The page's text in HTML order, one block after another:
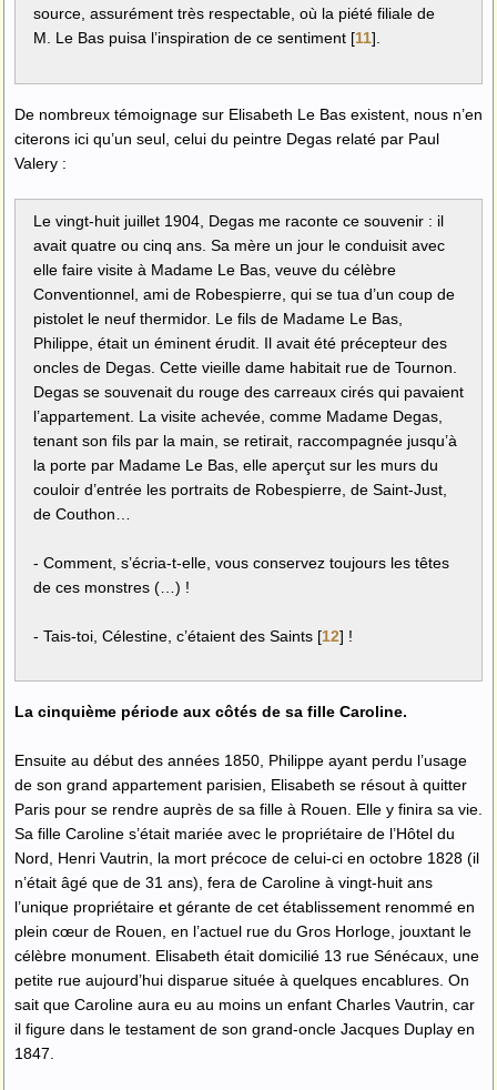
source, assurément très respectable, où la piété filiale de
M. Le Bas puisa l’inspiration de ce sentiment[11].
De nombreux témoignage sur Elisabeth Le Bas existent, nous n’en
citerons ici qu’un seul, celui du peintre Degas relaté par Paul
Valery :
Le vingt-huit juillet 1904, Degas me raconte ce souvenir : il
avait quatre ou cinq ans. Sa mère un jour le conduisit avec
elle faire visite à Madame Le Bas, veuve du célèbre
Conventionnel, ami de Robespierre, qui se tua d’un coup de
pistolet le neuf thermidor. Le fils de Madame Le Bas,
Philippe, était un éminent érudit. Il avait été précepteur des
oncles de Degas. Cette vieille dame habitait rue de Tournon.
Degas se souvenait du rouge des carreaux cirés qui pavaient
l’appartement. La visite achevée, comme Madame Degas,
tenant son fils par la main, se retirait, raccompagnée jusqu’à
la porte par Madame Le Bas, elle aperçut sur les murs du
couloir d’entrée les portraits de Robespierre, de Saint-Just,
de Couthon…
- Comment, s’écria-t-elle, vous conservez toujours les têtes
de ces monstres (…) !
- Tais-toi, Célestine, c’étaient des Saints[12] !
La cinquième période aux côtés de sa fille Caroline.
Ensuite au début des années 1850, Philippe ayant perdu l’usage
de son grand appartement parisien, Elisabeth se résout à quitter
Paris pour se rendre auprès de sa fille à Rouen. Elle y finira sa vie.
Sa fille Caroline s’était mariée avec le propriétaire de l’Hôtel du
Nord, Henri Vautrin, la mort précoce de celui-ci en octobre 1828 (il
n’était âgé que de 31 ans), fera de Caroline à vingt-huit ans
l’unique propriétaire et gérante de cet établissement renommé en
plein cœur de Rouen, en l’actuel rue du Gros Horloge, jouxtant le
célèbre monument. Elisabeth était domicilié 13 rue Sénécaux, une
petite rue aujourd’hui disparue située à quelques encablures. On
sait que Caroline aura eu au moins un enfant Charles Vautrin, car
il figure dans le testament de son grand-oncle Jacques Duplay en
1847.